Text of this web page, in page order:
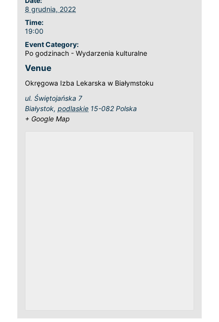
8 grudnia, 2022
Time:
19:00
Event Category:
Po godzinach - Wydarzenia kulturalne
Venue
Okręgowa Izba Lekarska w Białymstoku
ul. Świętojańska 7
Białystok, podlaskie 15-082 Polska
+ Google Map